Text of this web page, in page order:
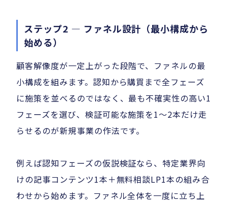
ステップ2 — ファネル設計（最小構成から
始める）
顧客解像度が一定上がった段階で、ファネルの最
小構成を組みます。認知から購買まで全フェーズ
に施策を並べるのではなく、最も不確実性の高い1
フェーズを選び、検証可能な施策を1〜2本だけ走
らせるのが新規事業の作法です。
例えば認知フェーズの仮説検証なら、特定業界向
けの記事コンテンツ1本＋無料相談LP1本の組み合
わせから始めます。ファネル全体を一度に立ち上